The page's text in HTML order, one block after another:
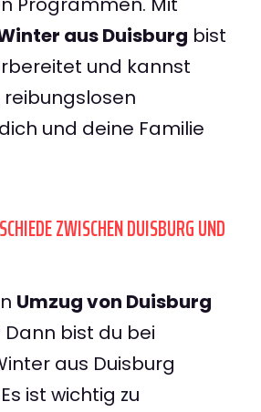
aus Duisburg bist
und kannst
und deine Familie
ZWISCHEN DUISBURG UND
Umzug von Duisburg
Dann bist du bei
aus Duisburg
ist wichtig zu